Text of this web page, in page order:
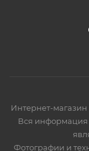
Интернет-
Вся информация
Фотографии и